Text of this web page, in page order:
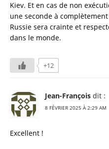
Kiev. Et en cas de non
une seconde à
Russie sera crainte et
dans le monde.
+12
Jean-François dit :
8 FÉVRIER 2025 À 2:29 AM
Excellent !